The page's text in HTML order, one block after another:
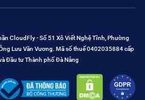
CloudFly - Số 51 Xô Viết Nghệ Tĩnh, Phường
Lưu Văn Vương. Mã số thuế 0402035884 cấp
Đầu tư Thành phố Đà Nẵng